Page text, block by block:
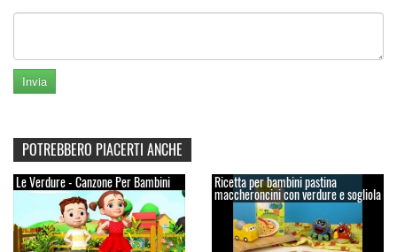
POTREBBERO PIACERTI ANCHE
Le Verdure - Canzone Per Bambini Ricetta per bambini pastina
maccheroncini con verdure e sogliola